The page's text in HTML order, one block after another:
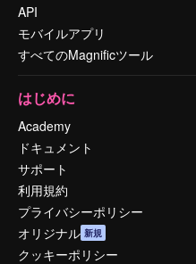
API
モバイルアプリ
すべてのMagnificツール
はじめに
Academy
ドキュメント
サポート
利用規約
プライバシーポリシー
オリジナル 新規
クッキーポリシー